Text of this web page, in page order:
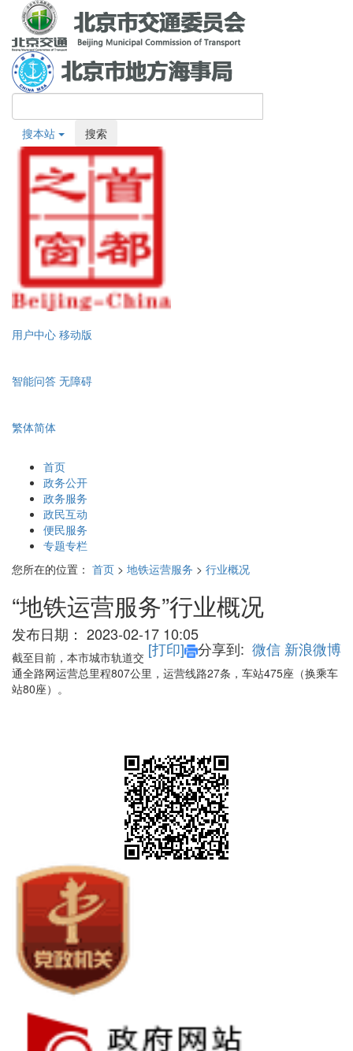
搜本站 搜索
用户中心 移动版
智能问答 无障碍
繁体简体
首页
政务公开
政务服务
政民互动
便民服务
专题专栏
您所在的位置： 首页 > 地铁运营服务 > 行业概况
“地铁运营服务”行业概况
发布日期： 2023-02-17 10:05
[打印] 分享到: 微信 新浪微博
截至目前，本市城市轨道交
通全路网运营总里程807公里，运营线路27条，车站475座（换乘车
站80座）。